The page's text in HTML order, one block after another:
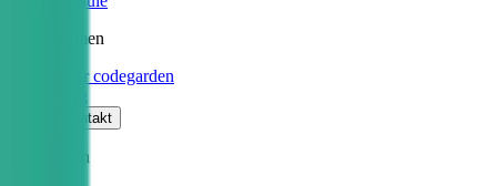
Unternehmen
Über codegarden
Kontakt
Ressourcen